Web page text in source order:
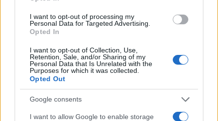
I want to opt-out of processing my
Personal Data for Targeted Advertising.
Opted In
I want to opt-out of Collection, Use,
Retention, Sale, and/or Sharing of my
Personal Data that Is Unrelated with the
Purposes for which it was collected.
Opted Out
Google consents
I want to allow Google to enable storage
εισαγωγές όπλων και στρατιωτική
συνεργασία με Ρωσία και Κίνα
15:20